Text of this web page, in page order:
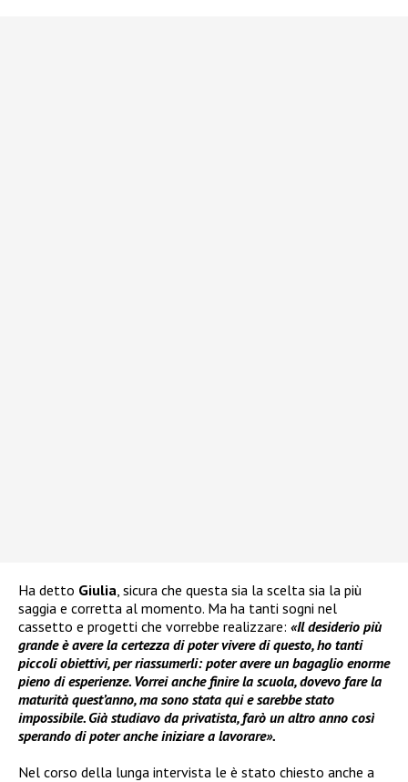
Ha detto Giulia, sicura che questa sia la scelta sia la più
saggia e corretta al momento. Ma ha tanti sogni nel
cassetto e progetti che vorrebbe realizzare: «Il desiderio più
grande è avere la certezza di poter vivere di questo, ho tanti
piccoli obiettivi, per riassumerli: poter avere un bagaglio enorme
pieno di esperienze. Vorrei anche finire la scuola, dovevo fare la
maturità quest’anno, ma sono stata qui e sarebbe stato
impossibile. Già studiavo da privatista, farò un altro anno così
sperando di poter anche iniziare a lavorare».
Nel corso della lunga intervista le è stato chiesto anche a